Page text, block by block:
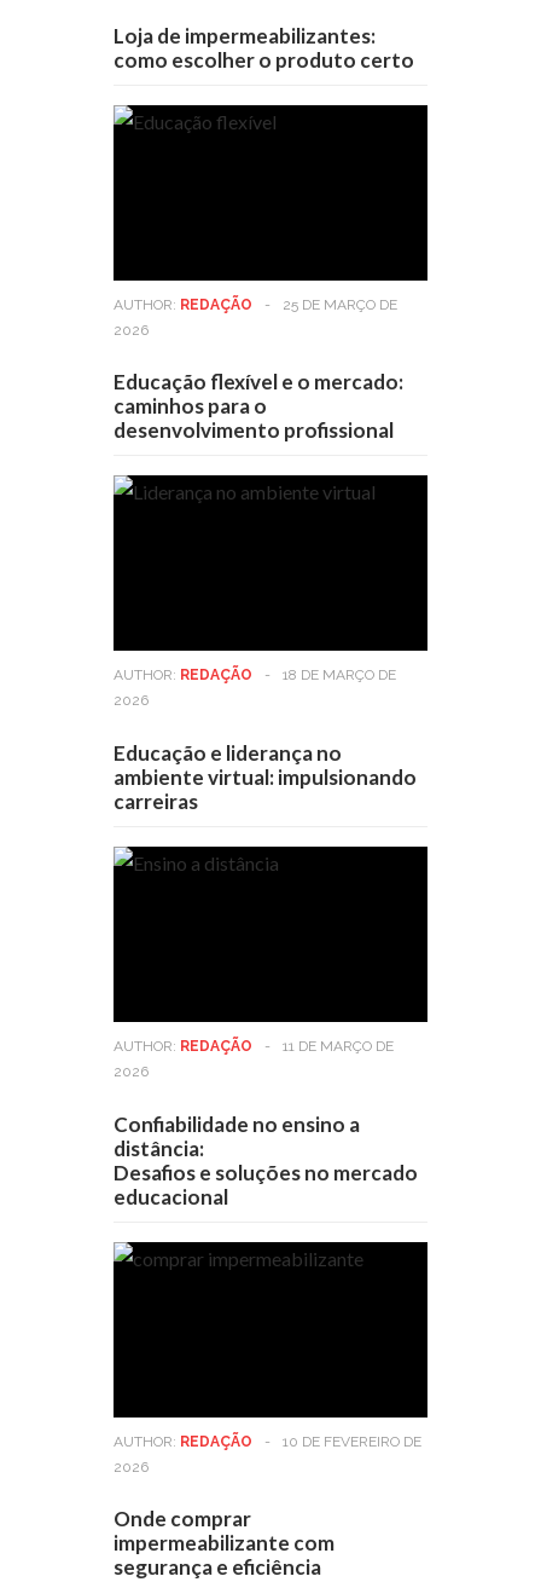
Loja de impermeabilizantes:
como escolher o produto certo
AUTHOR: REDAÇÃO -
25 DE MARÇO DE
2026
Educação flexível e o mercado:
caminhos para o
desenvolvimento profissional
AUTHOR: REDAÇÃO -
18 DE MARÇO DE
2026
Educação e liderança no
ambiente virtual: impulsionando
carreiras
AUTHOR: REDAÇÃO -
11 DE MARÇO DE
2026
Confiabilidade no ensino a
distância:
Desafios e soluções no mercado
educacional
AUTHOR: REDAÇÃO -
10 DE FEVEREIRO DE
2026
Onde comprar
impermeabilizante com
segurança e eficiência